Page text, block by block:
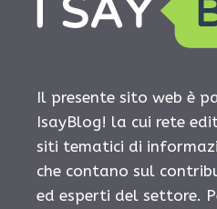
Il presente sito web è
IsayBlog! la cui rete
siti tematici di
che contano sul
ed esperti del settore.